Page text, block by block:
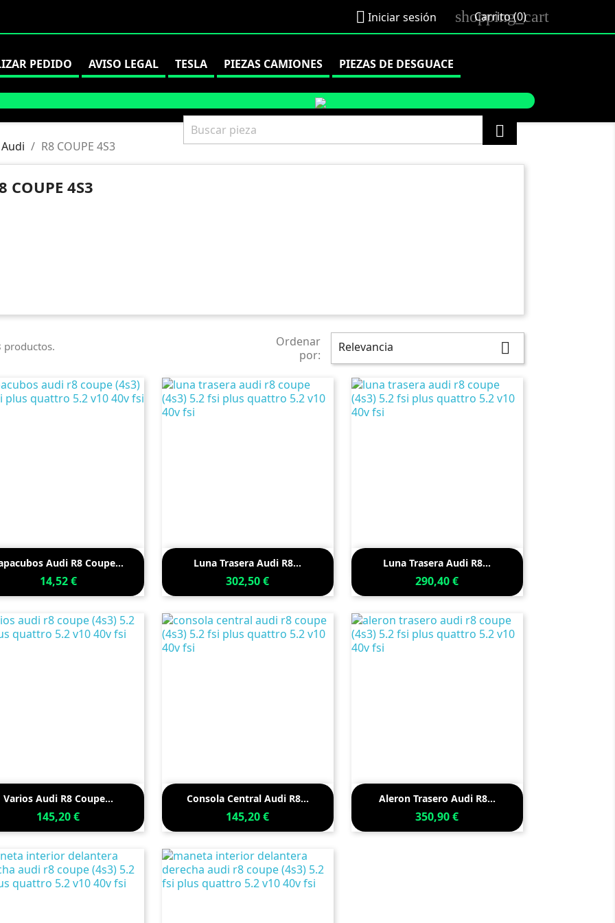
 Iniciar sesión shopping_cart
Carrito(0)
PEDIDO AVISO LEGAL TESLA PIEZAS CAMIONES PIEZAS DE DESGUACE

Audi R8 COUPE 4S3
COUPE 4S3
productos.
Ordenar
por:
Relevancia 
Audi R8 Coupe...
14,52 €
 Vista rápida Luna Trasera Audi R8...
302,50 €
 Vista rápida Luna Trasera Audi R8...
290,40 €
 Vista rápida
Varios Audi R8 Coupe...
145,20 €
 Vista rápida Consola Central Audi R8...
145,20 €
 Vista rápida Aleron Trasero Audi R8...
350,90 €
 Vista rápida